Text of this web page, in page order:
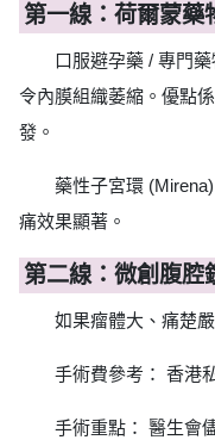
第一線：荷爾蒙
口服避孕藥 / 專門
令內膜組織萎縮。優點
發。
藥性子宮環
痛效果顯著。
第二線：微創腹
如果瘤體大、痛楚
手術費參考： 香港
手術重點： 醫生會